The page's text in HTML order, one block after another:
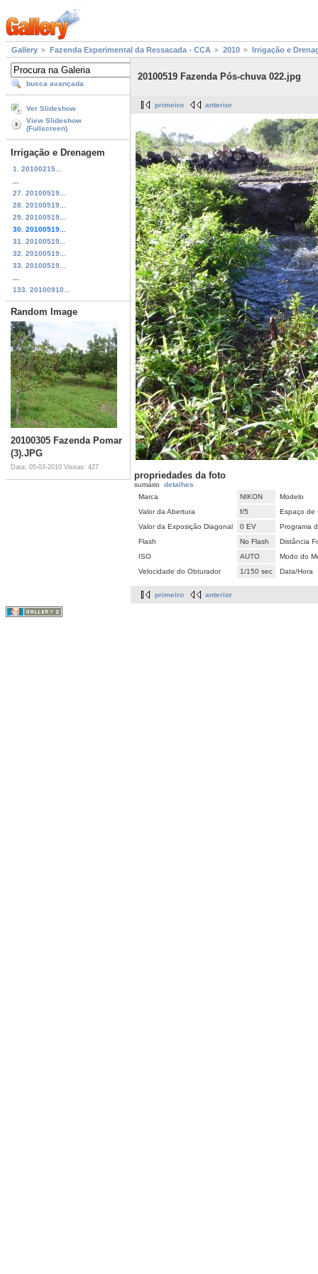
Gallery Fazenda Experimental da Ressacada - CCA 2010 Irrigação e
busca avançada
Ver Slideshow
View Slideshow
(Fullscreen)
Irrigação e Drenagem
1. 20100215...
27. 20100519...
28. 20100519...
29. 20100519...
30. 20100519...
31. 20100519...
32. 20100519...
33. 20100519...
133. 20100910...
Random Image
20100305 Fazenda Pomar
(3).JPG
Data: 05-03-2010 Visitas: 427
20100519 Fazenda Pós-chuva 022.jpg
primeiro anterior
propriedades da foto
sumário detalhes
Marca
NIKON
Modelo
Valor da Abertura
f/5
Espaço de
Valor da Exposição Diagonal
0 EV
Programa
Flash
No Flash
Distância
ISO
AUTO
Modo do
Velocidade do Obturador
1/150 sec Data/Hora
primeiro anterior